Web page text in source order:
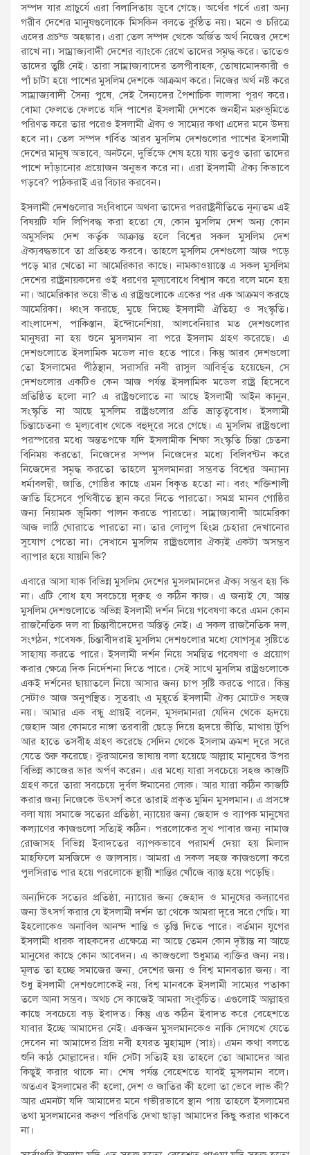
সম্পদ যার প্রাচুর্যে এরা বিলাসিতায় ডুবে গেছে। অর্থের গর্বে এরা অন্য
গরীব দেশের মানুষগুলোকে মিসকিন বলতে কুণ্ঠিত নয়। মনে ও চরিত্রে
এদের প্রচন্ড অহঙ্কার। এরা তেল সম্পদ থেকে অর্জিত অর্থ নিজের দেশে
রাখে না। সাম্রাজ্যবাদী দেশের ব্যাংকে রেখে তাদের সমৃদ্ধ করে। তাতেও
তাদের তুষ্টি নেই। তারা সাম্রাজ্যবাদের তলপীবাহক, তোষামোদকারী ও
পাঁ চাটা হয়ে পাশের মুসলিম দেশকে আক্রমণ করে। নিজের অর্থ নষ্ট করে
সাম্রাজ্যবাদী সৈন্য পুষে, সেই সৈন্যদের পৈশাচিক লালসা পূরণ করে।
বোমা ফেলতে ফেলতে যদি পাশের ইসলামী দেশকে জনহীন মরুভূমিতে
পরিণত করে তার পরেও ইসলামী ঐক্য ও সাম্যের কথা এদের মনে উদয়
হবে না। তেল সম্পদ গর্বিত আরব মুসলিম দেশগুলোর পাশের ইসলামী
দেশের মানুষ অভাবে, অনটনে, দুর্ভিক্ষে শেষ হয়ে যায় তবুও তারা তাদের
পাশে দাঁড়ানোর প্রয়োজন অনুভব করে না। এরা ইসলামী ঐক্য কিভাবে
গড়বে? পাঠকরাই এর বিচার করবেন।
ইসলামী দেশগুলোর সংবিধানে অথবা তাদের পররাষ্ট্রনীতিতে নূন্যতম এই
বিষয়টি যদি লিপিবদ্ধ করা হতো যে, কোন মুসলিম দেশ অন্য কোন
অমুসলিম দেশ কর্তৃক আক্রান্ত হলে বিশ্বের সকল মুসলিম দেশ
ঐক্যবদ্ধভাবে তা প্রতিহত করবে। তাহলে মুসলিম দেশগুলো আজ পড়ে
পড়ে মার খেতো না আমেরিকার কাছে। নামকাওয়াস্তে এ সকল মুসলিম
দেশের রাষ্ট্রনায়কদের ওই ধরণের মূল্যবোধে বিশ্বাস করে বলে মনে হয়
না। আমেরিকার ভয়ে ভীত এ রাষ্ট্রগুলোকে একের পর এক আক্রমণ করছে
আমেরিকা। ধ্বংস করছে, মুছে দিচ্ছে ইসলামী ঐতিহ্য ও সংস্কৃতি।
বাংলাদেশ, পাকিস্তান, ইন্দোনেশিয়া, আলবেনিয়ার মত দেশগুলোর
মানুষরা না হয় শুনে মুসলমান বা পরে ইসলাম গ্রহণ করেছে। এ
দেশগুলোতে ইসলামিক মডেল নাও হতে পারে। কিন্তু আরব দেশগুলো
তো ইসলামের পীঠস্থান, সরাসরি নবী রাসুল আবির্ভূত হয়েছেন, সে
দেশগুলোর একটিও কেন আজ পর্যন্ত ইসলামিক মডেল রাষ্ট্র হিসেবে
প্রতিষ্ঠিত হলো না? এ রাষ্ট্রগুলোতে না আছে ইসলামী আইন কানুন,
সংস্কৃতি না আছে মুসলিম রাষ্ট্রগুলোর প্রতি ভ্রাতৃত্ববোধ। ইসলামী
চিন্তাচেতনা ও মূল্যবোধ থেকে বহুদূরে সরে গেছে। এ মুসলিম রাষ্ট্রগুলো
পরস্পরের মধ্যে অন্ততপক্ষে যদি ইসলামীক শিক্ষা সংস্কৃতি চিন্তা চেতনা
বিনিময় করতো, নিজেদের সম্পদ নিজেদের মধ্যে বিলিবন্টন করে
নিজেদের সমৃদ্ধ করতো তাহলে মুসলমানরা সম্ভবত বিশ্বের অন্যান্য
ধর্মাবলম্বী, জাতি, গোষ্ঠির কাছে এমন ধিকৃত হতো না। বরং শক্তিশালী
জাতি হিসেবে পৃথিবীতে স্থান করে নিতে পারতো। সমগ্র মানব গোষ্ঠির
জন্য নিয়ামক ভূমিকা পালন করতে পারতো। সাম্রাজ্যবাদী আমেরিকা
আজ লাঠি ঘোরাতে পারতো না। তার লোলুপ হিংস্র চেহারা দেখানোর
সুযোগ পেতো না। সেখানে মুসলিম রাষ্ট্রগুলোর ঐক্যই একটা অসম্ভব
ব্যাপার হয়ে যায়নি কি?
এবারে আসা যাক বিভিন্ন মুসলিম দেশের মুসলমানদের ঐক্য সম্ভব হয় কি
না। এটি বোধ হয সবচেয়ে দূরুহ ও কঠিন কাজ। এ জন্যই যে, আন্ত
মুসলিম দেশগুলোতে অভিন্ন ইসলামী দর্শন নিয়ে গবেষণা করে এমন কোন
রাজনৈতিক দল বা চিন্তাবীদেদের অস্তিত্ব নেই। এ সকল রাজনৈতিক দল,
সংগঠন, গবেষক, চিন্তাবীদরাই মুসলিম দেশগুলোর মধ্যে যোগসূত্র সৃষ্টিতে
সাহায্য করতে পারে। ইসলামী দর্শন নিয়ে সমন্বিত গবেষণা ও প্রয়োগ
করার ক্ষেত্রে দিক নির্দেশনা দিতে পারে। সেই সাথে মুসলিম রাষ্ট্রগুলোকে
একই দর্শনের ছায়াতলে নিয়ে আসার জন্য চাপ সৃষ্টি করতে পারে। কিন্তু
সেটাও আজ অনুপস্থিত। সুতরাং এ মূহূর্তে ইসলামী ঐক্য মোটেও সহজ
নয়। আমার এক বন্ধু প্রায়ই বলেন, মূসলমানরা যেদিন থেকে হৃদয়ে
জেহাদ আর কোমরে নাঙ্গা তরবারী ছেড়ে দিয়ে হৃদয়ে ভীতি, মাথায় টুপি
আর হাতে তসবীহ গ্রহণ করেছে সেদিন থেকে ইসলাম ক্রমশ দূরে সরে
যেতে শুরু করেছে। কুরআনের ভাষায় বলা হয়েছে আল্লাহ মানুষের উপর
বিভিন্ন কাজের ভার অর্পণ করেন। এর মধ্যে যারা সবচেয়ে সহজ কাজটি
গ্রহণ করে তারা সবচেয়ে দুর্বল ঈমানের লোক। আর যারা কঠিন কাজটি
করার জন্য নিজেকে উৎসর্গ করে তারাই প্রকৃত মুমিন মুসলমান। এ প্রসঙ্গে
বলা যায় সমাজে সত্যের প্রতিষ্ঠা, ন্যায়ের জন্য জেহাদ ও ব্যাপক মানুষের
কল্যাণের কাজগুলো সত্যিই কঠিন। পরলোকের সুখ পাবার জন্য নামাজ
রোজাসহ বিভিন্ন ইবাদতের ব্যাপকভাবে পরামর্শ দেয়া হয় মিলাদ
মাহফিলে মসজিদে ও জালসায়। আমরা এ সকল সহজ কাজগুলো করে
পুলসিরাত পার হয়ে পরলোকে স্থায়ী শান্তির খোঁজে ব্যাস্ত হয়ে পড়েছি।
অন্যদিকে সত্যের প্রতিষ্ঠা, ন্যায়ের জন্য জেহাদ ও মানুষের কল্যাণের
জন্য উৎসর্গ করার যে ইসলামী দর্শন তা থেকে আমরা দূরে সরে গেছি। যা
ইহলোকেও অনাবিল আনন্দ শান্তি ও তৃপ্তি দিতে পারে। বর্তমান যুগের
ইসলামী ধারক বাহকদের এক্ষেত্রে না আছে তেমন কোন দৃষ্টান্ত না আছে
মানুষের কাছে কোন আবেদন। এ কাজগুলো শুধুমাত্র ব্যক্তির জন্য নয়।
মূলত তা হচ্ছে সমাজের জন্য, দেশের জন্য ও বিশ্ব মানবতার জন্য। বা
শুধু ইসলামী দেশগুলোকেই নয়, বিশ্ব মানবকে ইসলামী সাম্যের পতাকা
তলে আনা সম্ভব। অথচ সে কাজেই আমরা সংকুচিত। এগুলোই আল্লাহর
কাছে সবচেয়ে বড় ইবাদত। কিন্তু এত কঠিন ইবাদত করে বেহেশতে
যাবার ইচ্ছে আমাদের নেই। একজন মুসলমানকেও নাকি দোযখে যেতে
দেবেন না আমাদের প্রিয় নবী হযরত মুহাম্মদ (সাঃ)। এমন কথা বলতে
শুনি কাঠ মোল্লাদের। যদি সেটা সত্যিই হয় তাহলে তো আমাদের আর
কিছুই করার থাকে না। শেষ পর্যন্ত বেহেশতে যাবই মুসলমান বলে।
অতএব ইসলামের কী হলো, দেশ ও জাতির কী হলো তা ভেবে লাভ কী?
আর এমনটা যদি আমাদের মনে গভীরভাবে স্থান পায় তাহলে ইসলামের
তথা মুসলমানের করুণ পরিণতি দেখা ছাড়া আমাদের কিছু করার থাকবে
না।